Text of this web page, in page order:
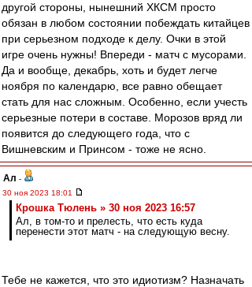
другой стороны, нынешний ХКСМ просто
обязан в любом состоянии побеждать китайцев
при серьезном подходе к делу. Очки в этой
игре очень нужны! Впереди - матч с мусорами.
Да и вообще, декабрь, хоть и будет легче
ноября по календарю, все равно обещает
стать для нас сложным. Особенно, если учесть
серьезные потери в составе. Морозов вряд ли
появится до следующего года, что с
Вишневским и Принсом - тоже не ясно.
Ал -
30 ноя 2023 18:01
Крошка Тюлень » 30 ноя 2023 16:57
Ал, в том-то и прелесть, что есть куда
перенести этот матч - на следующую весну.
Тебе не кажется, что это идиотизм? Назначать